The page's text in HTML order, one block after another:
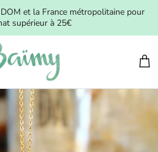
et la France métropolitaine pour
supérieur à 25€